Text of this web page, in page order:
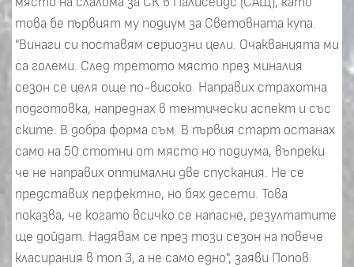
това бе първият му подиум за Световната купа.
"Винаги си поставям сериозни цели. Очакванията ми
са големи. След третото място през миналия
сезон се целя още по-високо. Направих страхотна
подготовка, напреднах в тентически аспект и със
ските. В добра форма съм. В първия старт останах
само на 50 стотни от място но подиума, въпреки
че не направих оптимални две спускания. Не се
представих перфектно, но бях десети. Това
показва, че когато всичко се напасне, резултатите
ще дойдат. Надявам се през този сезон на повече
класирания в топ 3, а не само едно", заяви Попов.